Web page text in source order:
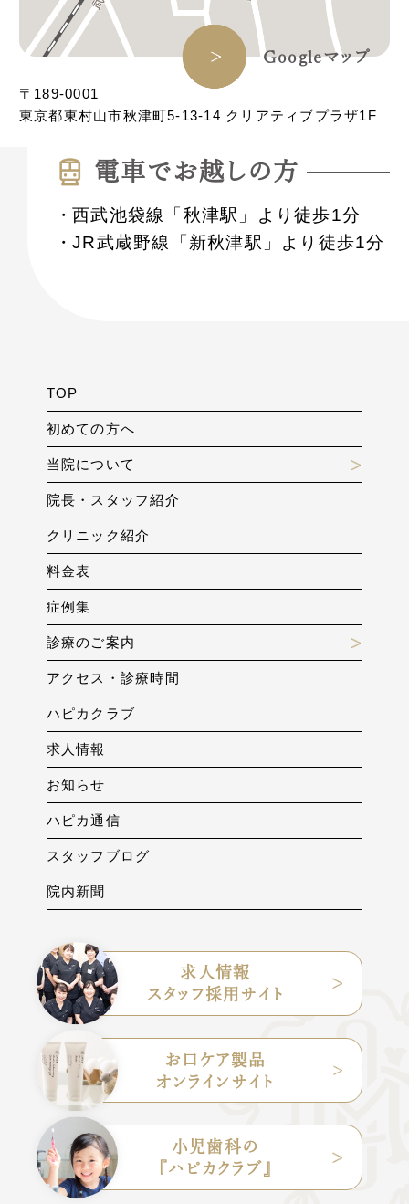
Googleマップ
〒189-0001
東京都東村山市秋津町5-13-14 クリアティブプラザ1F
電⾞でお越しの⽅
西武池袋線「秋津駅」より徒歩1分
JR武蔵野線「新秋津駅」より徒歩1分
TOP
初めての方へ
当院について
院長・スタッフ紹介
クリニック紹介
料金表
症例集
診療のご案内
アクセス・診療時間
ハピカクラブ
求人情報
お知らせ
ハピカ通信
スタッフブログ
院内新聞
求人情報
スタッフ採用サイト
お口ケア製品
オンラインサイト
小児歯科の
『ハピカクラブ』